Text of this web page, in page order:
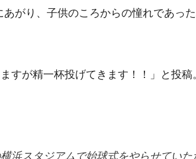
がり、子供のころからの憧れであっ
すが精一杯投げてきます！！」と投
浜スタジアムで始球式をやらせていた